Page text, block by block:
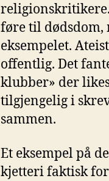
føre til dødsdom,
eksempelet.
offentlig. Det
klubber» der
tilgjengelig i
sammen.
Et eksempel på
kjetteri faktisk